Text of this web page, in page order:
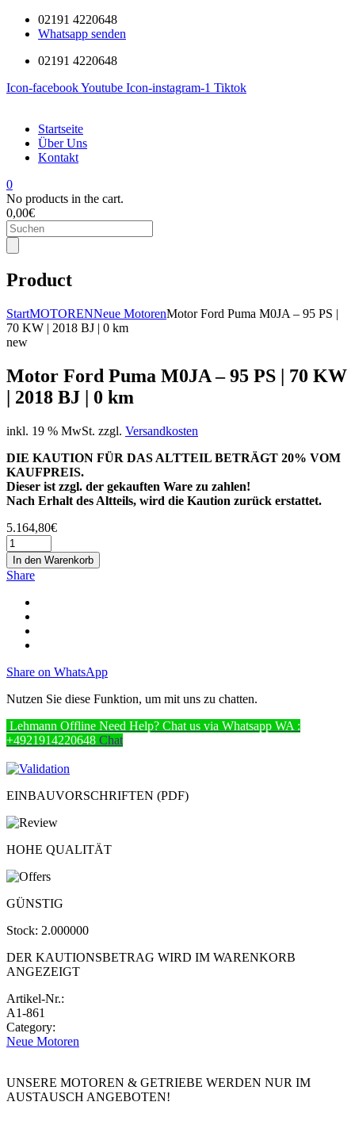
02191 4220648
Whatsapp senden
02191 4220648
Icon-facebookYoutube Icon-instagram-1 Tiktok
Startseite
Über Uns
Kontakt
0
No products in the cart.
0,00€
Products
search
Product
StartMOTORENNeue MotorenMotor Ford Puma M0JA – 95 PS |
70 KW | 2018 BJ | 0 km
new
Motor Ford Puma M0JA – 95 PS | 70 KW
| 2018 BJ | 0 km
inkl. 19 % MwSt. zzgl. Versandkosten
DIE KAUTION FÜR DAS ALTTEIL BETRÄGT 20% VOM
KAUFPREIS.
Dieser ist zzgl. der gekauften Ware zu zahlen!
Nach Erhalt des Altteils, wird die Kaution zurück erstattet.
5.164,80€
In den Warenkorb
Share
Share on WhatsApp
Nutzen Sie diese Funktion, um mit uns zu chatten.
Lehmann Offline Need Help? Chat us via Whatsapp WA :
+4921914220648 Chat
EINBAUVORSCHRIFTEN (PDF)
HOHE QUALITÄT
GÜNSTIG
Stock: 2.000000
DER KAUTIONSBETRAG WIRD IM WARENKORB
ANGEZEIGT
Artikel-Nr.:
A1-861
Category:
Neue Motoren
UNSERE MOTOREN & GETRIEBE WERDEN NUR IM
AUSTAUSCH ANGEBOTEN!